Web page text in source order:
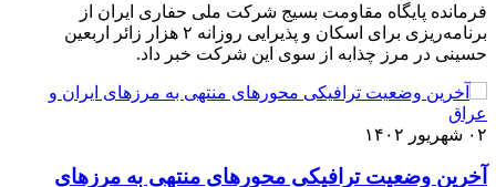
فرمانده پایگاه مقاومت بسیج شرکت ملی حفاری ایران از
برنامه‌ریزی برای اسکان و پذیرایی روزانه ۲ هزار زائر اربعین
حسینی در مرز چذابه از سوی این شرکت خبر داد.
۰۲ شهریور ۱۴۰۲
آخرین وضعیت ترافیکی محورهای منتهی به مرزهای